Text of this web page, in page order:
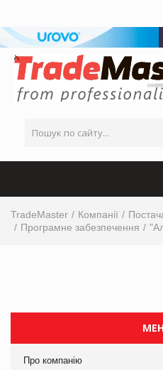
TradeMaster Компанії
Програмне забезпечення
Про компанію